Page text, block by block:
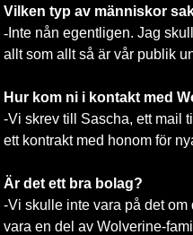
Vilken typ av människor
- Inte nån egentligen. Jag
allt som allt så är vår publik
Hur kom ni i kontakt med
-Vi skrev till Sascha, ett mail
ett kontrakt med honom för
Är det ett bra bolag?
-Vi skulle inte vara på det
vara en del av Wolverine-